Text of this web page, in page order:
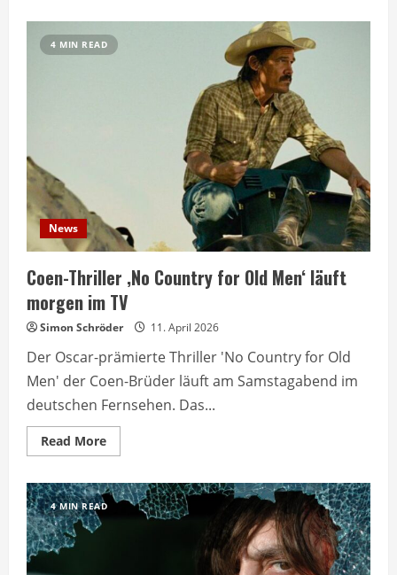
über
den
4 MIN READ
News
Coen-Thriller ‚No Country for Old Men‘ läuft
morgen im TV
Simon Schröder 11. April 2026
Der Oscar-prämierte Thriller 'No Country for Old
Men' der Coen-Brüder läuft am Samstagabend im
deutschen Fernsehen. Das...
Read MoreRead
more
Thriller
‚No
Country
4 MIN READ